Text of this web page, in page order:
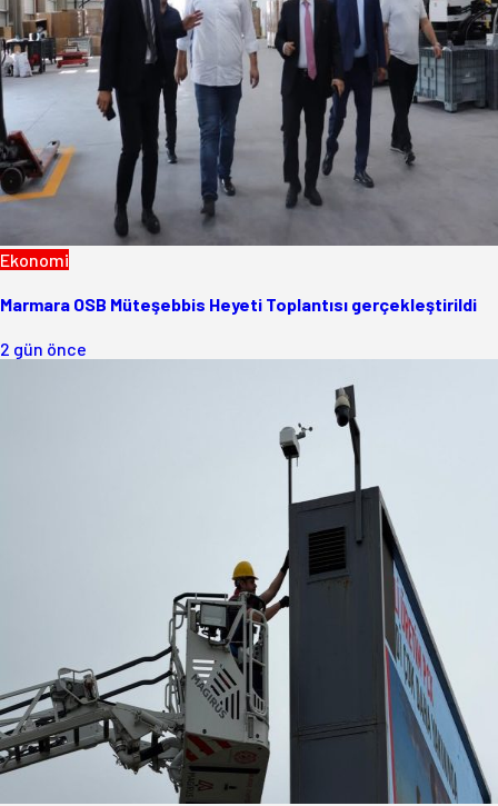
Ekonomi
Marmara OSB Müteşebbis Heyeti Toplantısı gerçekleştirildi
2 gün önce